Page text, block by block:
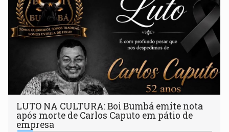
LUTO NA CULTURA: Boi Bumbá emite nota
após morte de Carlos Caputo em pátio de
empresa